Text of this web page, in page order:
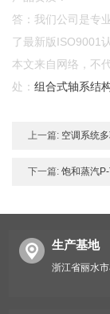
答：我们公司是专
了最新版ISO9001
本文来自网络，不
处：组合式轴系结
上一篇: 空调系统
下一篇: 饱和蒸汽
生产基地
浙江省丽水